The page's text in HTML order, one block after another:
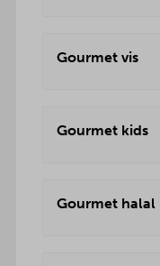
Gourmet vis
Gourmet kids
Gourmet halal